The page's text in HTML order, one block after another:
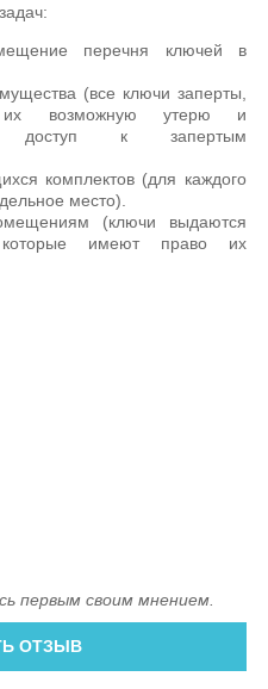
перечня ключей в
(все ключи заперты,
их возможную утерю и
доступ к запертым
комплектов (для каждого
место).
(ключи выдаются
имеют право их
первым своим мнением.
ОТЗЫВ